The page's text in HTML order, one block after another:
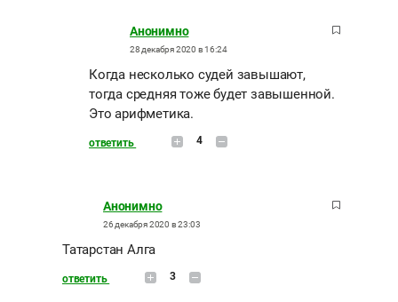
Анонимно
28 декабря 2020 в 16:24
Когда несколько судей завышают,
тогда средняя тоже будет завышенной.
Это арифметика.
ответить 4
Анонимно
26 декабря 2020 в 23:03
Татарстан Алга
ответить 3